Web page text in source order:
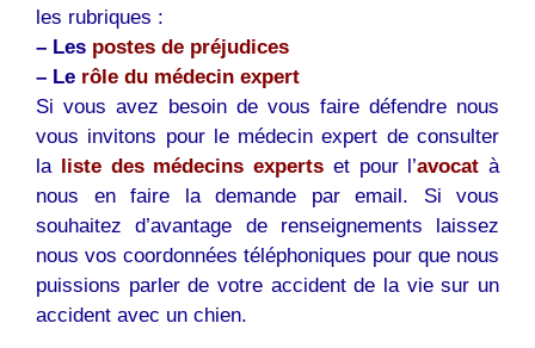
les rubriques :
– Les postes de préjudices
– Le rôle du médecin expert
Si vous avez besoin de vous faire défendre nous
vous invitons pour le médecin expert de consulter
la liste des médecins experts et pour l’avocat à
nous en faire la demande par email. Si vous
souhaitez d’avantage de renseignements laissez
nous vos coordonnées téléphoniques pour que nous
puissions parler de votre accident de la vie sur un
accident avec un chien.